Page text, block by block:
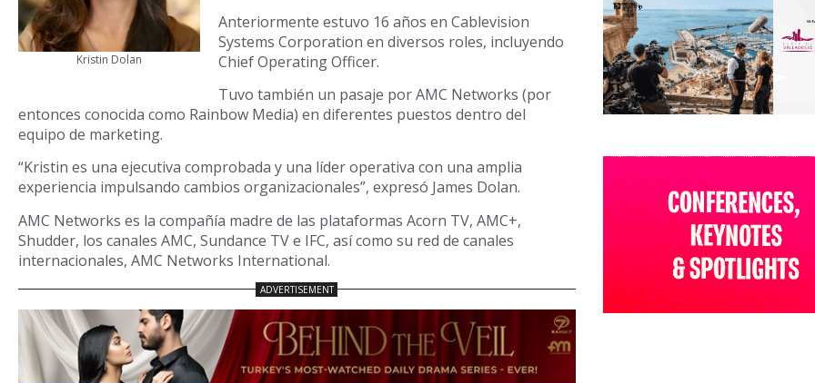
Kristin Dolan
Anteriormente estuvo 16 años en Cablevision
Systems Corporation en diversos roles, incluyendo
Chief Operating Officer.
Tuvo también un pasaje por AMC Networks (por
entonces conocida como Rainbow Media) en diferentes puestos dentro del
equipo de marketing.
“Kristin es una ejecutiva comprobada y una líder operativa con una amplia
experiencia impulsando cambios organizacionales”, expresó James Dolan.
AMC Networks es la compañía madre de las plataformas Acorn TV, AMC+,
Shudder, los canales AMC, Sundance TV e IFC, así como su red de canales
internacionales, AMC Networks International.